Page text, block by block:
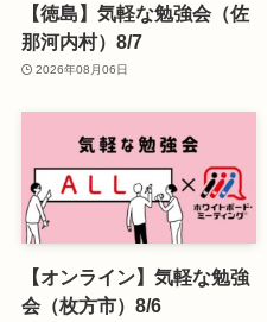
【徳島】気軽な勉強会（佐
那河内村）8/7
2026年08月06日
【オンライン】気軽な勉強
会（枚方市）8/6